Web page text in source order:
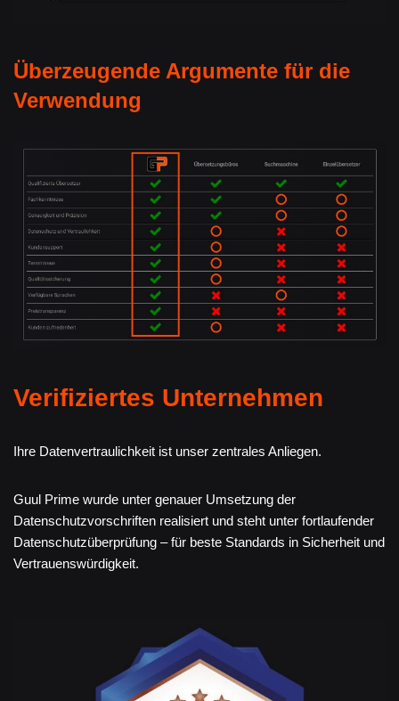
Überzeugende Argumente für die
Verwendung
Verifiziertes Unternehmen
Ihre Datenvertraulichkeit ist unser zentrales Anliegen.
Guul Prime wurde unter genauer Umsetzung der
Datenschutzvorschriften realisiert und steht unter fortlaufender
Datenschutzüberprüfung – für beste Standards in Sicherheit und
Vertrauenswürdigkeit.